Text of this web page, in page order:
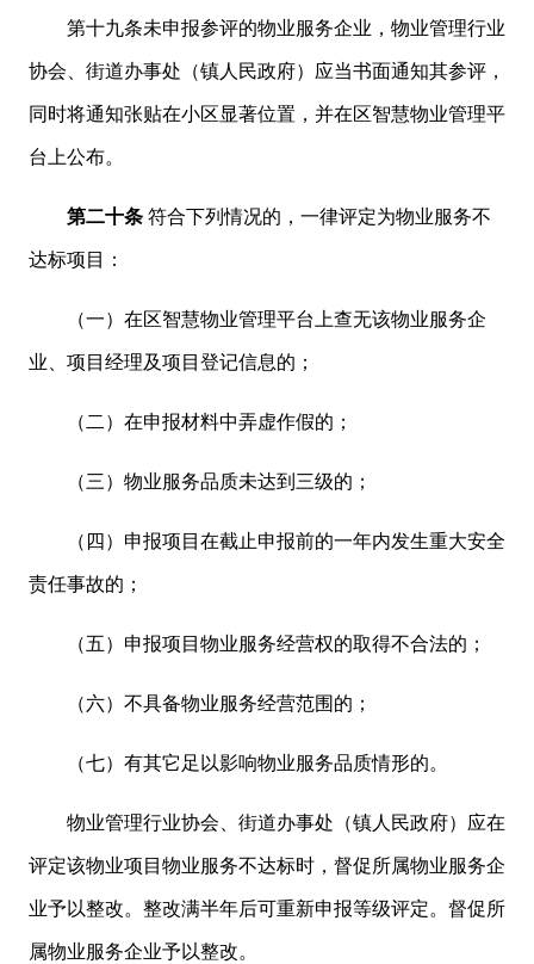
第十九条未申报参评的物业服务企业，物业管理行业
协会、街道办事处（镇人民政府）应当书面通知其参评，
同时将通知张贴在小区显著位置，并在区智慧物业管理平
台上公布。
第二十条符合下列情况的，一律评定为物业服务不
达标项目：
（一）在区智慧物业管理平台上查无该物业服务企
业、项目经理及项目登记信息的；
（二）在申报材料中弄虚作假的；
（三）物业服务品质未达到三级的；
（四）申报项目在截止申报前的一年内发生重大安全
责任事故的；
（五）申报项目物业服务经营权的取得不合法的；
（六）不具备物业服务经营范围的；
（七）有其它足以影响物业服务品质情形的。
物业管理行业协会、街道办事处（镇人民政府）应在
评定该物业项目物业服务不达标时，督促所属物业服务企
业予以整改。整改满半年后可重新申报等级评定。督促所
属物业服务企业予以整改。